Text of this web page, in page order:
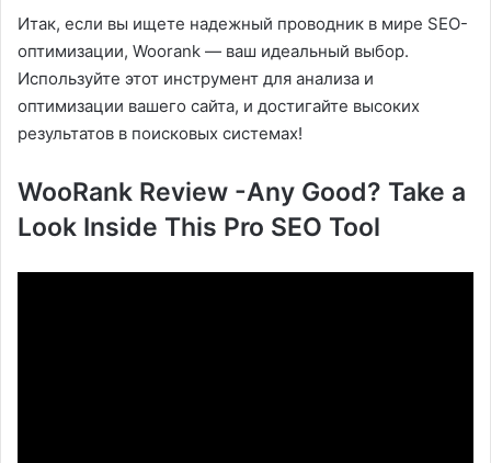
Итак, если вы ищете надежный проводник в мире SEO-
оптимизации, Woorank — ваш идеальный выбор.
Используйте этот инструмент для анализа и
оптимизации вашего сайта, и достигайте высоких
результатов в поисковых системах!
WooRank Review -Any Good? Take a
Look Inside This Pro SEO Tool